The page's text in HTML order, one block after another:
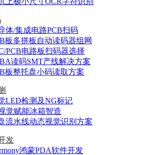
体/集成电路PCB扫码
板多拼板自动读码器组网
PCB电路板扫码器选择
读码SMT产线解决方案
板整托盘小码读取方案
LED检测及NG标记
觉赋能冰箱智造
流水线动态视觉识别方案
发
鸿蒙PDA软件开发